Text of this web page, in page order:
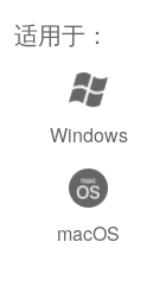
适用于：
Windows
macOS